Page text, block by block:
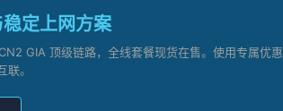
定上网方案
GIA 顶级链路，全线套餐现货在售。使用专属优惠
。